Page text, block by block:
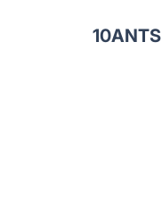
10ANTS